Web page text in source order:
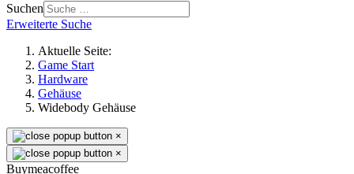
Suchen
Erweiterte Suche
Aktuelle Seite:
Game Start
Hardware
Gehäuse
Widebody Gehäuse
×
×
Buymeacoffee